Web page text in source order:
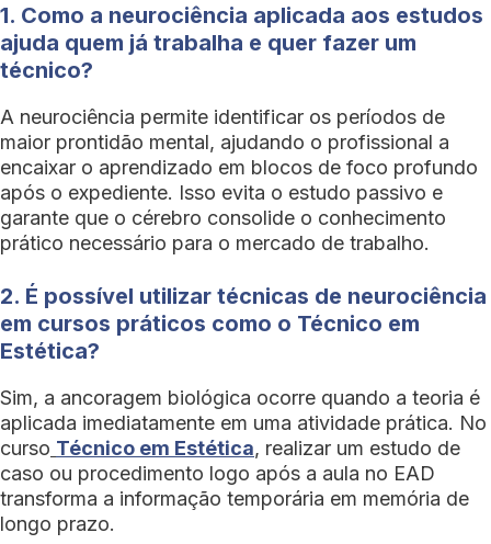
1. Como a neurociência aplicada aos estudos
ajuda quem já trabalha e quer fazer um
técnico?
A neurociência permite identificar os períodos de
maior prontidão mental, ajudando o profissional a
encaixar o aprendizado em blocos de foco profundo
após o expediente. Isso evita o estudo passivo e
garante que o cérebro consolide o conhecimento
prático necessário para o mercado de trabalho.
2. É possível utilizar técnicas de neurociência
em cursos práticos como o Técnico em
Estética?
Sim, a ancoragem biológica ocorre quando a teoria é
aplicada imediatamente em uma atividade prática. No
curso Técnico em Estética, realizar um estudo de
caso ou procedimento logo após a aula no EAD
transforma a informação temporária em memória de
longo prazo.